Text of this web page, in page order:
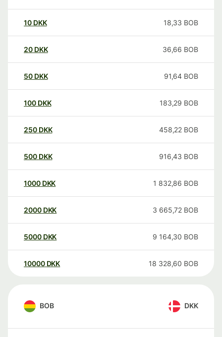
10 DKK 18,33 BOB
20 DKK 36,66 BOB
50 DKK 91,64 BOB
100 DKK 183,29 BOB
250 DKK 458,22 BOB
500 DKK 916,43 BOB
1000 DKK 1 832,86 BOB
2000 DKK 3 665,72 BOB
5000 DKK 9 164,30 BOB
10000 DKK 18 328,60 BOB
BOB DKK